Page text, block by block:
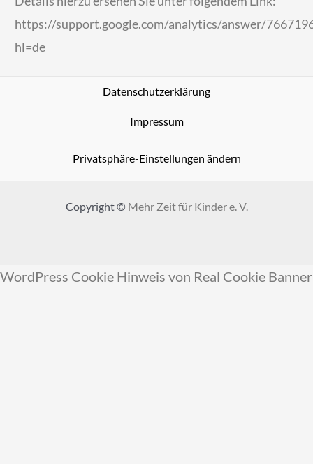
https://support.google.com/analytics/answer/
hl=de
Datenschutzerklärung
Impressum
Privatsphäre-Einstellungen ändern
Copyright © Mehr Zeit für Kinder e. V.
WordPress Cookie Hinweis von Real Cookie Banner